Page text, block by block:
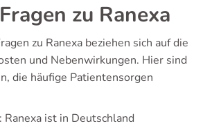
zu Ranexa
zu Ranexa beziehen sich auf die
und Nebenwirkungen. Hier sind
die häufige Patientensorgen
Ranexa ist in Deutschland